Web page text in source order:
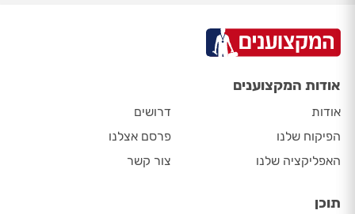
אודות המקצוענים
אודות
הפיקוח שלנו
האפליקציה שלנו
דרושים
פרסם אצלנו
צור קשר
תוכן